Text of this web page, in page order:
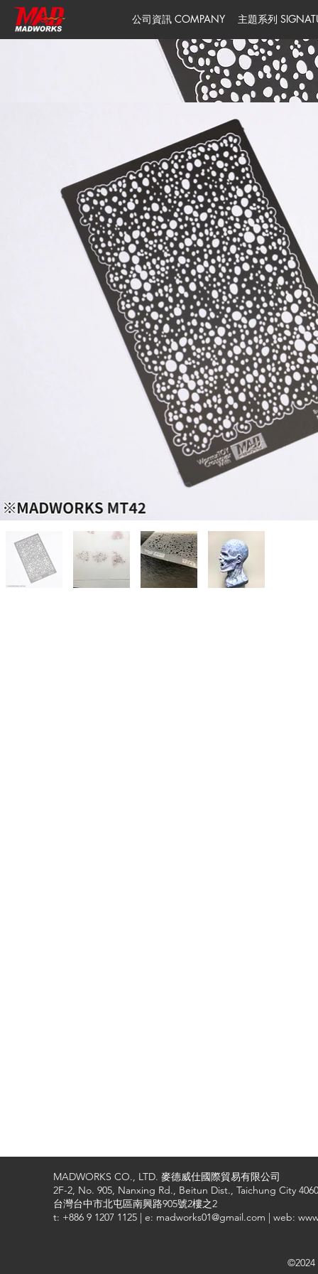
公司資訊 COMPANY 主題系列
MADWORKS CO., LTD. 麥德威仕國際貿易有限公司
2F-2, No. 905, Nanxing Rd., Beitun Dist., Taichung City
台灣台中市北屯區南興路905號2樓之2
t: +886 9 1207 1125 | e: madworks01@gmail.com | web: